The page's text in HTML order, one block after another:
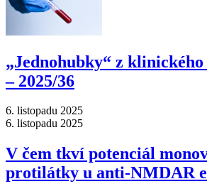
„Jednohubky“ z
–⁠ 2025/36
6. listopadu 2025
6. listopadu 2025
V čem tkví potenciál
protilátky u anti-NMDAR